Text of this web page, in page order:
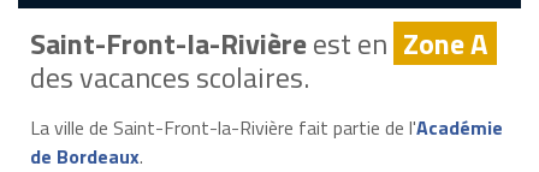
Saint-Front-la-Rivièreest en Zone A
des vacances scolaires.
La ville de Saint-Front-la-Rivière fait partie de l'Académie
de Bordeaux.